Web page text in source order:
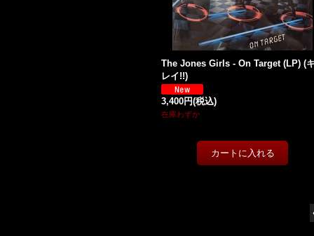
The Jones Girls - On Target (LP) (
レイ!!)
3,400円(税込)
在庫わずか